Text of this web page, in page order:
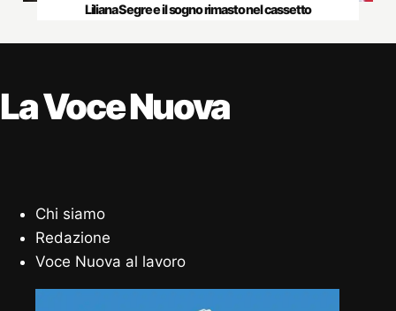
Liliana Segre e il sogno rimasto nel cassetto
La Voce Nuova
Chi siamo
Redazione
Voce Nuova al lavoro